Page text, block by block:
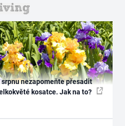
srpnu nezapomeňte přesadit
kosatce. Jak na to?